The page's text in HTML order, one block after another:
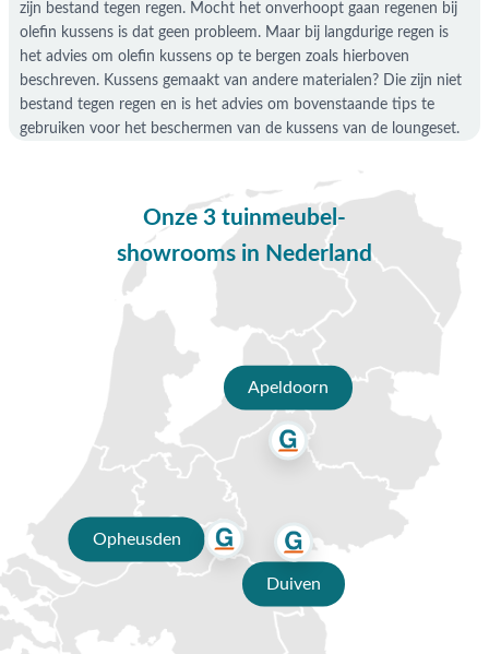
zijn bestand tegen regen. Mocht het onverhoopt gaan regenen bij
olefin kussens is dat geen probleem. Maar bij langdurige regen is
het advies om olefin kussens op te bergen zoals hierboven
beschreven. Kussens gemaakt van andere materialen? Die zijn niet
bestand tegen regen en is het advies om bovenstaande tips te
gebruiken voor het beschermen van de kussens van de loungeset.
Onze 3 tuinmeubel-
showrooms in Nederland
Apeldoorn
Opheusden
Duiven